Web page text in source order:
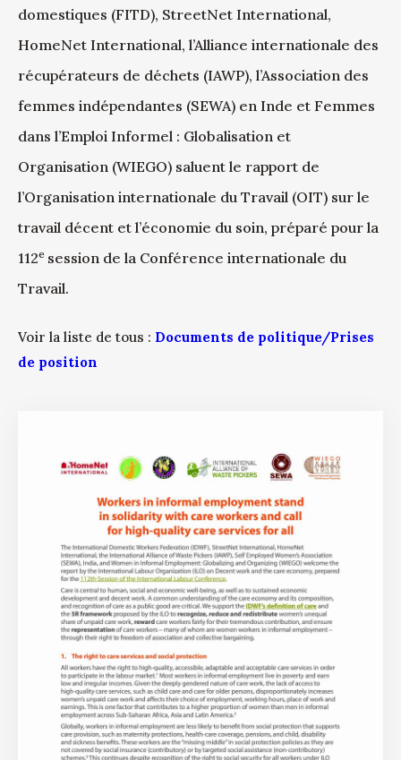
domestiques (FITD), StreetNet International,
HomeNet International, l’Alliance internationale des
récupérateurs de déchets (IAWP), l’Association des
femmes indépendantes (SEWA) en Inde et Femmes
dans l’Emploi Informel : Globalisation et
Organisation (WIEGO) saluent le rapport de
l’Organisation internationale du Travail (OIT) sur le
travail décent et l’économie du soin, préparé pour la
112e session de la Conférence internationale du
Travail.
Voir la liste de tous : Documents de politique/Prises
de position